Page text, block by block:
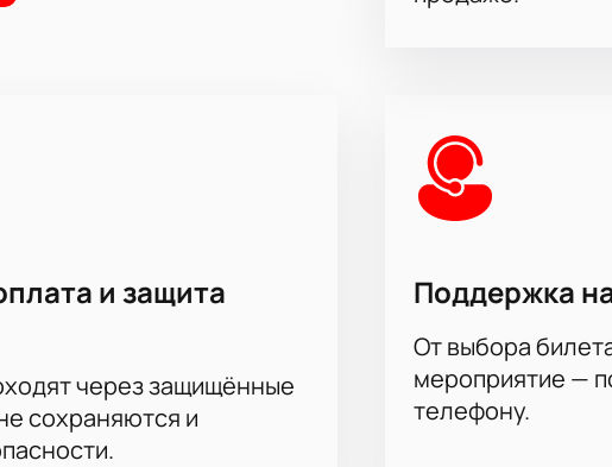
и защита
через защищённые
сохраняются и
Поддержка
От выбора
мероприятие —
телефону.